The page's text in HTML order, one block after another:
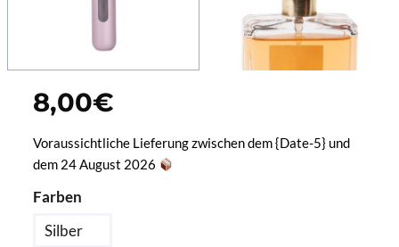
8,00€
Voraussichtliche Lieferung zwischen dem {Date-5} und
dem 24 August 2026
Farben
Silber